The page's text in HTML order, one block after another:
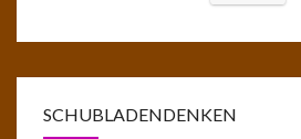
SCHUBLADENDENKEN